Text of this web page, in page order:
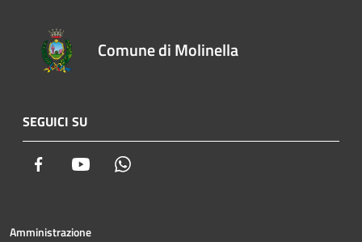
Comune di Molinella
SEGUICI SU
Facebook Youtube
Amministrazione